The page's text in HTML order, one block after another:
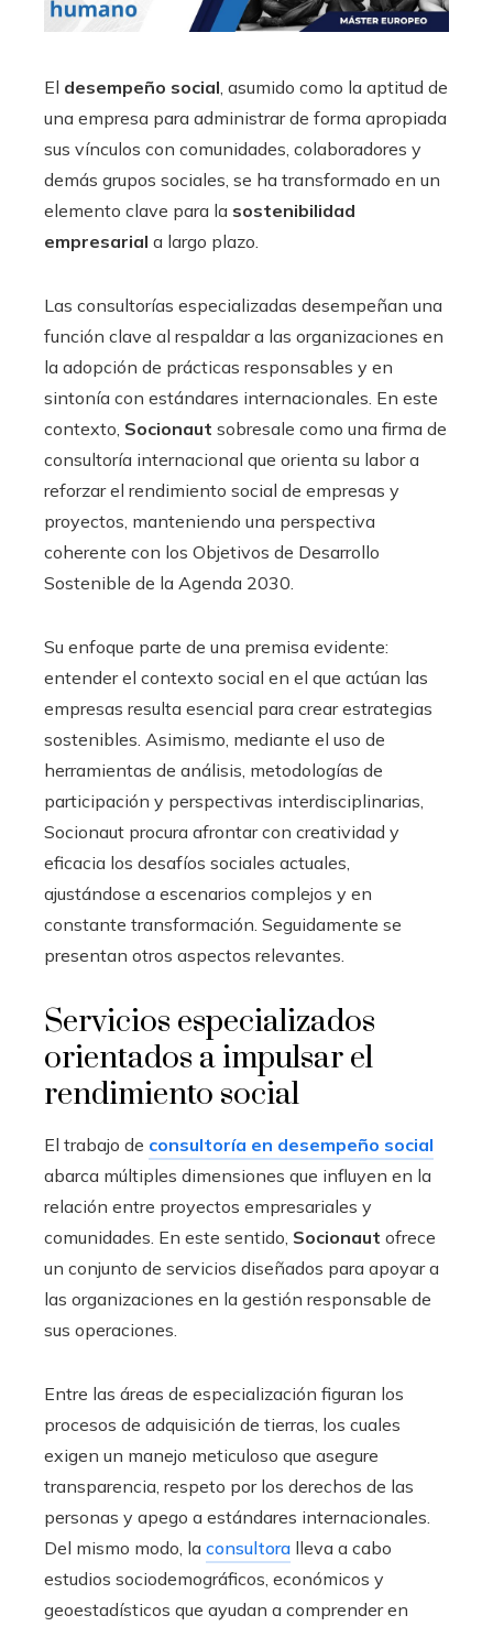
El desempeño social, asumido como la aptitud de
una empresa para administrar de forma apropiada
sus vínculos con comunidades, colaboradores y
demás grupos sociales, se ha transformado en un
elemento clave para la sostenibilidad
empresarial a largo plazo.
Las consultorías especializadas desempeñan una
función clave al respaldar a las organizaciones en
la adopción de prácticas responsables y en
sintonía con estándares internacionales. En este
contexto, Socionaut sobresale como una firma de
consultoría internacional que orienta su labor a
reforzar el rendimiento social de empresas y
proyectos, manteniendo una perspectiva
coherente con los Objetivos de Desarrollo
Sostenible de la Agenda 2030.
Su enfoque parte de una premisa evidente:
entender el contexto social en el que actúan las
empresas resulta esencial para crear estrategias
sostenibles. Asimismo, mediante el uso de
herramientas de análisis, metodologías de
participación y perspectivas interdisciplinarias,
Socionaut procura afrontar con creatividad y
eficacia los desafíos sociales actuales,
ajustándose a escenarios complejos y en
constante transformación. Seguidamente se
presentan otros aspectos relevantes.
Servicios especializados
orientados a impulsar el
rendimiento social
El trabajo de consultoría en desempeño social
abarca múltiples dimensiones que influyen en la
relación entre proyectos empresariales y
comunidades. En este sentido, Socionaut ofrece
un conjunto de servicios diseñados para apoyar a
las organizaciones en la gestión responsable de
sus operaciones.
Entre las áreas de especialización figuran los
procesos de adquisición de tierras, los cuales
exigen un manejo meticuloso que asegure
transparencia, respeto por los derechos de las
personas y apego a estándares internacionales.
Del mismo modo, la consultora lleva a cabo
estudios sociodemográficos, económicos y
geoestadísticos que ayudan a comprender en